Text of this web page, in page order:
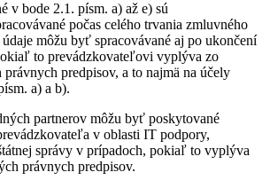
v bode 2.1. písm. a) až e) sú
počas celého trvania zmluvného
môžu byť spracovávané aj po ukončení
to prevádzkovateľovi vyplýva zo
právnych predpisov, a to najmä na účely
a) a b).
partnerov môžu byť poskytované
v oblasti IT podpory,
správy v prípadoch, pokiaľ to vyplýva
právnych predpisov.